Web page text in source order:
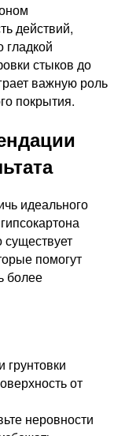
действий,
стыков до
важную роль
покрытия.
идеального
помогут
более
от
неровности